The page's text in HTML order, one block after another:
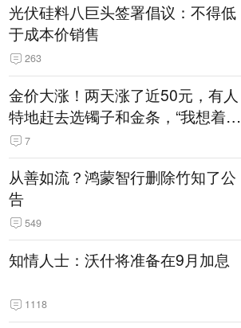
光伏硅料八巨头签署倡议：不得低
于成本价销售
263
金价大涨！两天涨了近50元，有人
特地赶去选镯子和金条，“我想着买
起来可以保值，小批量进一些货”
7
从善如流？鸿蒙智行删除竹知了公
告
549
知情人士：沃什将准备在9月加息
1118